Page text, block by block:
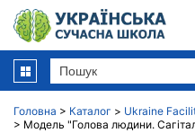
Головна > Каталог > Ukraine
> Модель "Голова людини.